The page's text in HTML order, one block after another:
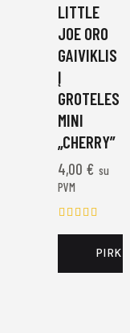
LITTLE
JOE ORO
GAIVIKLIS
Į
GROTELES
MINI
„CHERRY”
4,00 € su
PVM